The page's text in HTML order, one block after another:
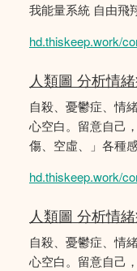
我能量系統 自由飛
hd.thiskeep.work/
人類圖 分析情
自殺、憂鬱症、情
心空白。留意自己
傷、空虛、」各種
hd.thiskeep.work/
人類圖 分析情
自殺、憂鬱症、情
心空白。留意自己